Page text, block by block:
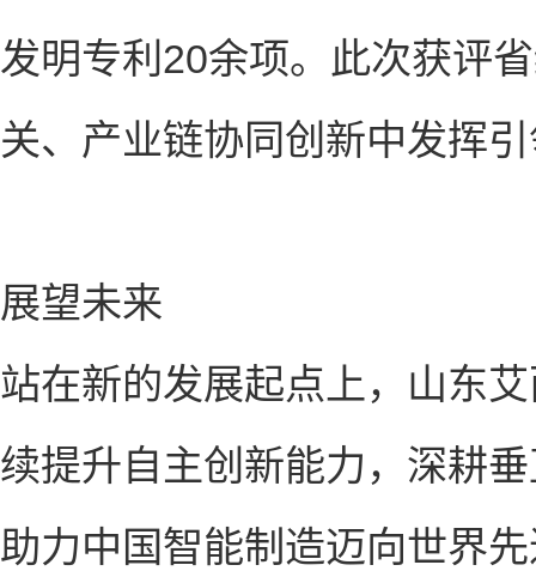
发明专利20余项。此次获评
关、产业链协同创新中发挥
展望未来
站在新的发展起点上，山东
续提升自主创新能力，深耕
助力中国智能制造迈向世界